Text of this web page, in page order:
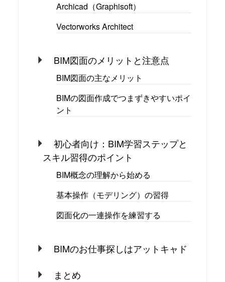
Archicad（Graphisoft）
Vectorworks Architect
BIM図面のメリットと注意点
BIM図面の主なメリット
BIMの図面作成でつまずきやすいポイ
ント
初心者向け：BIM学習ステップと
スキル習得のポイント
BIM概念の理解から始める
基本操作（モデリング）の習得
図面化の一連操作を練習する
BIMのお仕事探しはアットキャド
まとめ